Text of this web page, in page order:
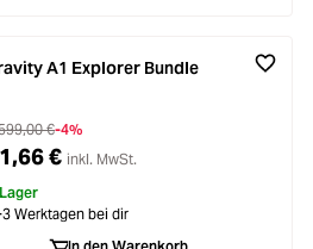
A1 Explorer Bundle
€-4%
€ inkl. MwSt.
Werktagen bei dir